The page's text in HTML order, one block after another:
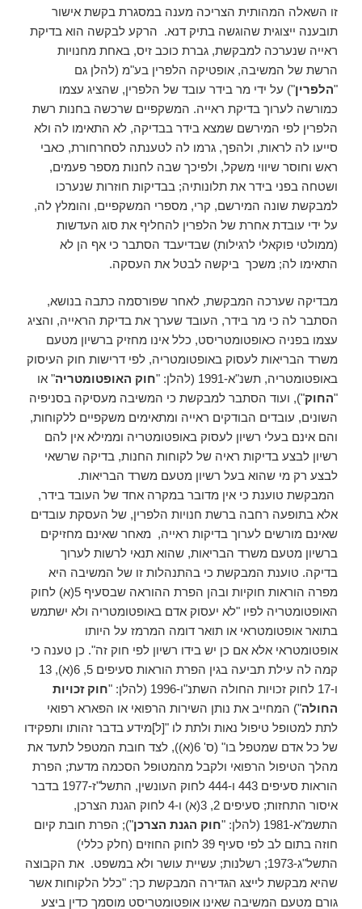
זו השאלה המהותית הצריכה מענה במסגרת בקשת אישור
תובענה ייצוגית שהוגשה בתיק דנא. הרקע לבקשה הוא בדיקת
ראייה שנערכה למבקשת, גברת כוכב זיס, באחת מחנויות
הרשת של המשיבה, אופטיקה הלפרין בע"מ (להלן גם
"הלפרין") על ידי מר בידר עובד של הלפרין, שהציג עצמו
כמורשה לערוך בדיקת ראייה. המשקפיים שרכשה בחנות רשת
הלפרין לפי המירשם שמצא בידר בבדיקה, לא התאימו לה ולא
סייעו לה לראות, ולהפך, גרמו לה לטענתה לסחרחורת, כאבי
ראש וחוסר שיווי משקל, ולפיכך שבה לחנות מספר פעמים,
ושטחה בפני בידר את תלונותיה; בבדיקות חוזרות שנערכו
למבקשת שונה המירשם, קרי, מספרי המשקפיים, והומלץ לה,
על ידי עובדת אחרת של הלפרין להחליף את סוג העדשות
(ממולטי פוקאלי לרגילות) שבדיעבד הסתבר כי אף הן לא
התאימו לה; משכך ביקשה לבטל את העסקה.
מבדיקה שערכה המבקשת, לאחר שפורסמה כתבה בנושא,
הסתבר לה כי מר בידר, העובד שערך את בדיקת הראייה, והציג
עצמו בפניה כאופטומטריסט, כלל אינו מחזיק ברשיון מטעם
משרד הבריאות לעסוק באופטומטריה, לפי דרישות חוק העיסוק
באופטומטריה, תשנ"א-1991 (להלן: "
חוק האופטומטריה" או
"החוק"), ועוד הסתבר למבקשת כי המשיבה מעסיקה בסניפיה
השונים, עובדים הבודקים ראייה ומתאימים משקפיים ללקוחות,
והם אינם בעלי רשיון לעסוק באופטומטריה וממילא אין להם
רשיון לבצע בדיקות ראיה של לקוחות החנות, בדיקה שרשאי
לבצע רק מי שהוא בעל רשיון מטעם משרד הבריאות.
המבקשת טוענת כי אין מדובר במקרה אחד של העובד בידר,
אלא בתופעה רחבה ברשת חנויות הלפרין, של העסקת עובדים
שאינם מורשים לערוך בדיקות ראייה, מאחר שאינם מחזיקים
ברשיון מטעם משרד הבריאות, שהוא תנאי לרשות לערוך
בדיקה. טוענת המבקשת כי בהתנהלות זו של המשיבה היא
מפרה הוראות חוקיות ובהן הפרת ההוראה שבסעיף 5(א) לחוק
האופטומטריה לפיו "לא יעסוק אדם באופטומטריה ולא ישתמש
בתואר אופטומטראי או תואר דומה המרמז על היותו
אופטומטראי אלא אם כן יש בידו רשיון לפי חוק זה". כן טענה כי
קמה לה עילת תביעה בגין הפרת הוראות סעיפים 5, 6(א), 13
ו-17 לחוק זכויות החולה השתנ"ו-1996 (להלן: "
חוק זכויות
החולה") המחייב את נותן השירות הרפואי או הפארא רפואי
לתת למטופל טיפול נאות ולתת לו "[ל]מידע בדבר זהותו ותפקידו
של כל אדם שמטפל בו" (ס' 6(א)), לצד חובת המטפל לתעד את
מהלך הטיפול הרפואי ולקבל מהמטופל הסכמה מדעת; הפרת
הוראות סעיפים 443 ו-444 לחוק העונשין, התשל"ז-1977 בדבר
איסור התחזות; סעיפים 2, 3(א) ו-4 לחוק הגנת הצרכן,
התשמ"א-1981 (להלן: "
חוק הגנת הצרכן"); הפרת חובת קיום
חוזה בתום לב לפי סעיף 39 לחוק החוזים (חלק כללי)
התשל"ג-1973; רשלנות; עשיית עושר ולא במשפט. את הקבוצה
שהיא מבקשת לייצג הגדירה המבקשת כך: "כלל הלקוחות אשר
גורם מטעם המשיבה שאינו אופטומטריסט מוסמך כדין ביצע